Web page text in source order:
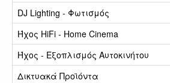
DJ Lighting - Φωτισμός
Ήχος HiFi - Home Cinema
Ήχος - Εξοπλισμός Αυτοκινήτου
Δικτυακά Προϊόντα